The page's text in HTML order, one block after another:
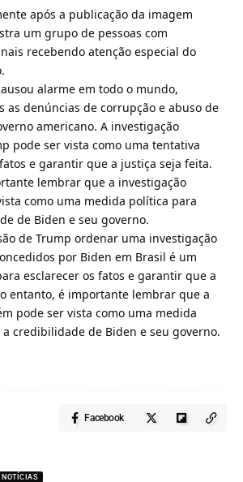
após a publicação da imagem
um grupo de pessoas com
recebendo atenção especial do
alarme em todo o mundo,
as denúncias de corrupção e abuso de
americano. A investigação
pode ser vista como uma tentativa
e garantir que a justiça seja feita.
lembrar que a investigação
como uma medida política para
de Biden e seu governo.
de Trump ordenar uma investigação
por Biden em Brasil é um
esclarecer os fatos e garantir que a
entanto, é importante lembrar que a
pode ser vista como uma medida
credibilidade de Biden e seu governo.
Facebook
NOTÍCIAS